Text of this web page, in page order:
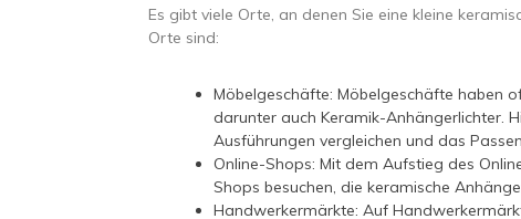
Es gibt viele Orte, an denen Sie eine kleine
Orte sind:
Möbelgeschäfte: Möbelgeschäfte haben
darunter auch Keramik-Anhängerlichter.
Ausführungen vergleichen und das
Online-Shops: Mit dem Aufstieg des
Shops besuchen, die keramische
Handwerkermärkte: Auf